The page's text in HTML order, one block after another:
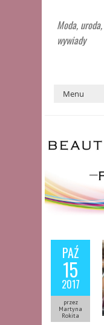
Moda,
wywiady
PAŹ
15
2017
przez
Martyna
Rokita